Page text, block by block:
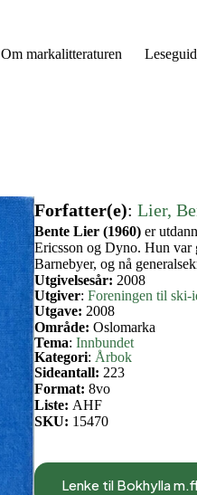
Om markalitteraturen
Forfatter(e): Lier,
Bente Lier (1960)er
Ericsson og Dyno. Hun var
Barnebyer, og nå
Utgivelsesår: 2008
Utgiver: Foreningen til ski-
Utgave: 2008
Område: Oslomarka
Tema: Innbundet
Kategori: Årbok
Sideantall: 223
Format: 8vo
Liste: AHF
SKU: 15470
Lenke til Bokhylla